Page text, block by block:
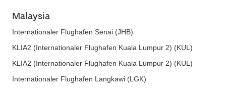
Malaysia
Internationaler Flughafen Senai (JHB)
KLIA2 (Internationaler Flughafen Kuala Lumpur 2) (KUL)
KLIA2 (Internationaler Flughafen Kuala Lumpur 2) (KUL)
Internationaler Flughafen Langkawi (LGK)